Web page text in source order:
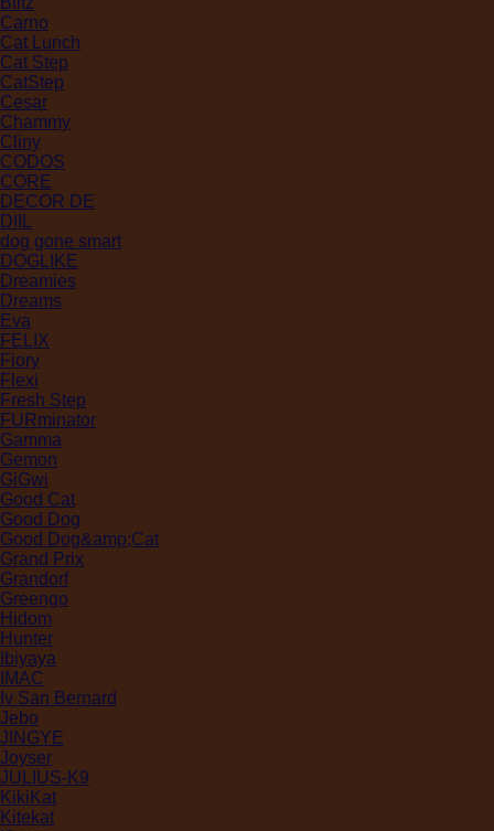
Carno
Cat Lunch
Cat Step
CatStep
Cesar
Chammy
Cliny
CODOS
CORE
DECOR DE
DIIL
dog gone smart
DOGLIKE
Dreamies
Dreams
Eva
FELIX
Fiory
Flexi
Fresh Step
FURminator
Gamma
Gemon
GiGwi
Good Cat
Good Dog
Good Dog&amp;Cat
Grand Prix
Grandorf
Greengo
Hidom
Hunter
Ibiyaya
IMAC
Iv San Bernard
Jebo
JINGYE
Joyser
JULIUS-K9
KikiKat
Kitekat